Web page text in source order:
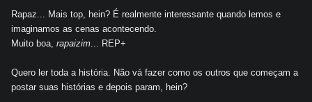
Rapaz... Mais top, hein? É realmente interessante quando lemos e
imaginamos as cenas acontecendo.
Muito boa, rapaizim... REP+
Quero ler toda a história. Não vá fazer como os outros que começam a
postar suas histórias e depois param, hein?